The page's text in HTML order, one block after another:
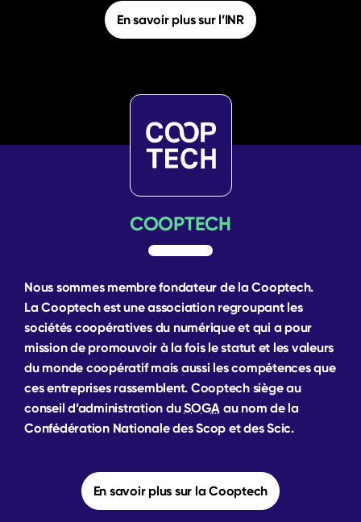
En savoir plus sur l’INR
COOPTECH
Nous sommes membre fondateur de la Cooptech.
La Cooptech est une association regroupant les
sociétés coopératives du numérique et qui a pour
mission de promouvoir à la fois le statut et les valeurs
du monde coopératif mais aussi les compétences que
ces entreprises rassemblent. Cooptech siège au
conseil d’administration duSOGA au nom de la
Confédération Nationale des Scop et des Scic.
En savoir plus sur la Cooptech